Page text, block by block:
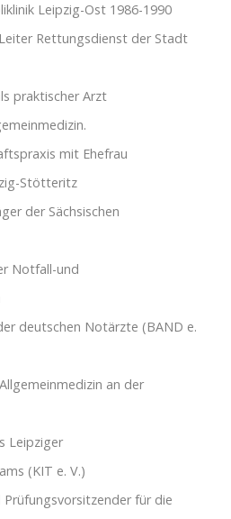
Leipzig-Ost 1986-1990
Rettungsdienst der Stadt
praktischer Arzt
mit Ehefrau
Stötteritz
der Sächsischen
Notfall-und
deutschen Notärzte (BAND e.
an der
Leipziger
(KIT e. V.)
für die